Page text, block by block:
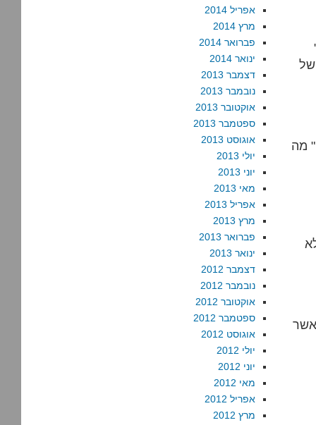
”בת-חם“ (ולא מכנה
של
מה
אפריל 2014
מרץ 2014
פברואר 2014
ינואר 2014
דצמבר 2013
נובמבר 2013
אוקטובר 2013
ספטמבר 2013
אוגוסט 2013
יולי 2013
יוני 2013
מאי 2013
אפריל 2013
מרץ 2013
פברואר 2013
ינואר 2013
דצמבר 2012
נובמבר 2012
אוקטובר 2012
ספטמבר 2012
אוגוסט 2012
יולי 2012
יוני 2012
מאי 2012
אפריל 2012
מרץ 2012